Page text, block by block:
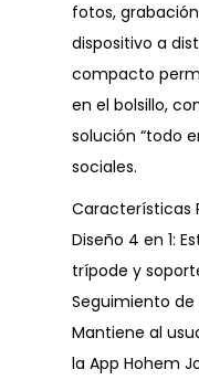
fotos,
dispositivo a
compacto
en el bolsillo,
solución “todo
sociales.
Características
Diseño 4 en 1:
trípode y
Seguimiento de
Mantiene al
la App Hohem